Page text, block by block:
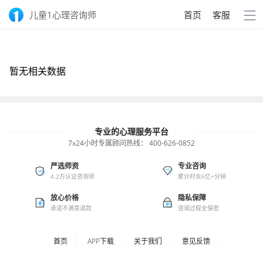
儿童1心理咨询师 首页 客服
暂无相关数据
专业的心理服务平台
7x24小时专属顾问热线： 400-626-0852
严选师资
4.2万认证咨询师
专业咨询
累计时长6亿+分钟
放心价格
承诺不满意退款
隐私保障
咨询过程全保密
首页 APP下载 关于我们 意见反馈